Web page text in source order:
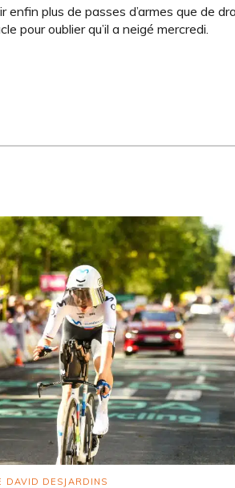
plus de passes d’armes que de
pour oublier qu’il a neigé mercredi.
DAVID DESJARDINS